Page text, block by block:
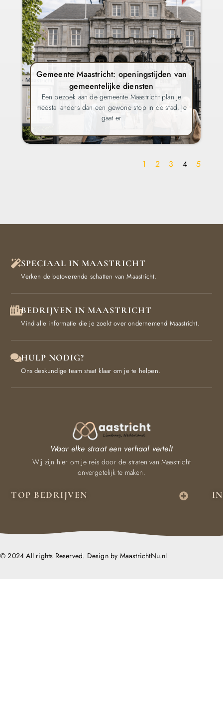
Gemeente Maastricht: openingstijden van
gemeentelijke diensten
Een bezoek aan de gemeente Maastricht plan je
meestal anders dan een gewone stop in de stad. Je
gaat er
1 2 3 4 5
SPECIAAL IN MAASTRICHT
Verken de betoverende schatten van Maastricht.
BEDRIJVEN IN MAASTRICHT
Vind alle informatie die je zoekt over ondernemend Maastricht.
HULP NODIG?
Ons deskundige team staat klaar om je te helpen.
TOP BEDRIJVEN
Waar elke straat een verhaal vertelt
Wij zijn hier om je reis door de straten van Maastricht
onvergetelijk te maken.
© 2024 All rights Reserved. Design by MaastrichtNu.nl